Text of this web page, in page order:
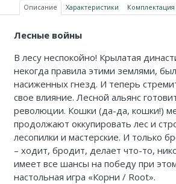
Описание Характеристики Комплектация
Лесные войны
В лесу неспокойно! Крылатая
некогда правила этими землями,
насиженных гнезд. И теперь
свое влияние. Лесной альянс
революции. Кошки (да-да, кошки!)
продолжают оккупировать лес и
лесопилки и мастерские. И только
– ходит, бродит, делает что-то,
имеет все шансы на победу при
настольная игра «Корни / Root».